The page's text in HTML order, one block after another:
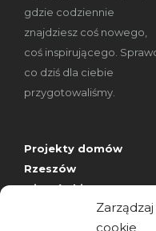
cookie
gdzie codziennie
znajdziesz coś nowego,
coś inspirującego.
co dziś dla ciebie
przygotowaliśmy.
Projekty domów
Rzeszów
wizytówki nap